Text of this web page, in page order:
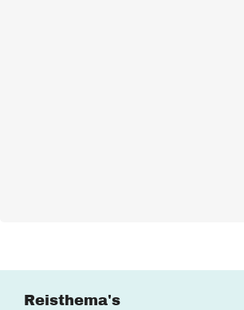
Reisthema's